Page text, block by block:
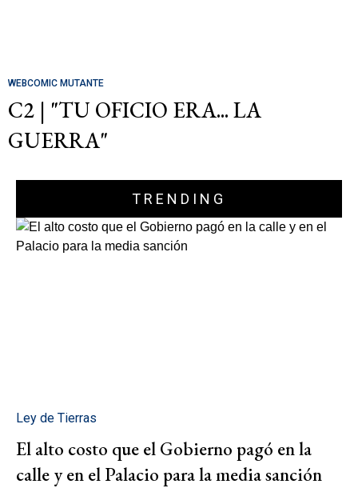
WEBCOMIC MUTANTE
C2 | "TU OFICIO ERA... LA
GUERRA"
TRENDING
Ley de Tierras
El alto costo que el Gobierno pagó en la
calle y en el Palacio para la media sanción